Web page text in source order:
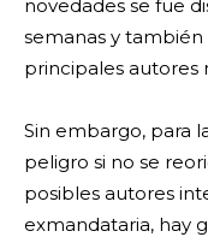
novedades se fue
semanas y
principales autores
Sin embargo, para
peligro si no se
posibles autores
exmandataria, hay